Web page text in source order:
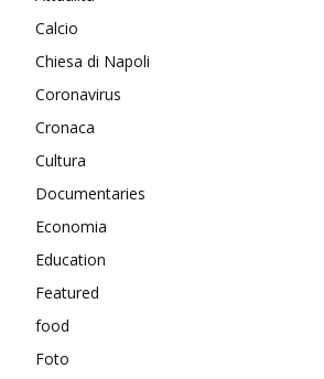
Calcio
Chiesa di Napoli
Coronavirus
Cronaca
Cultura
Documentaries
Economia
Education
Featured
food
Foto